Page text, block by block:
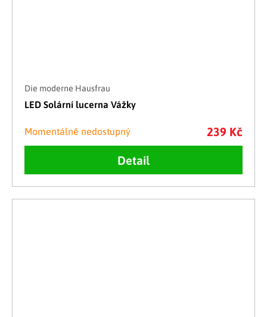
Die moderne Hausfrau
LED Solární lucerna Vážky
Momentálně nedostupný 239 Kč
Detail